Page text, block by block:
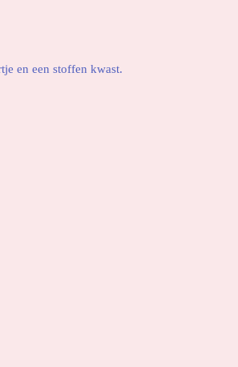
en een stoffen kwast.